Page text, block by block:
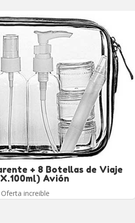
+ 8 Botellas de Viaje
Avión
Oferta increible